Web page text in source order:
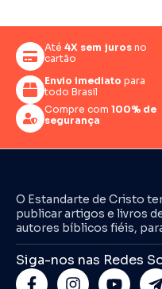
Até 4X sem juros no
cartão
Envio imediato para
todo Brasil
Compre com 100% de
segurança
O Estandarte de Cristo
publicar artigos e livros
autores bíblicos fiéis,
Siga-nos nas Redes